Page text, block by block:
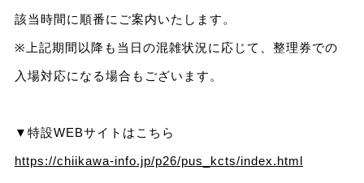
該当時間に順番にご案内いたします。
※上記期間以降も当日の混雑状況に応じて、整理券での
入場対応になる場合もございます。
▼特設WEBサイトはこちら
https://chiikawa-info.jp/p26/pus_kcts/index.html